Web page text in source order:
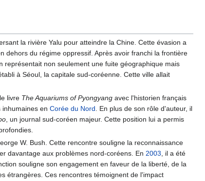
la rivière Yalu pour atteindre la Chine. Cette évasion a
dehors du régime oppressif. Après avoir franchi la frontière
représentait non seulement une fuite géographique mais
à Séoul, la capitale sud-coréenne. Cette ville allait
livre The Aquariums of Pyongyang avec l'historien français
inhumaines enCorée du Nord . En plus de son rôle d'auteur, il
, un journal sud-coréen majeur. Cette position lui a permis
W. Bush. Cette rencontre souligne la reconnaissance
davantage aux problèmes nord-coréens. En 2003 , il a été
souligne son engagement en faveur de la liberté, de la
étrangères. Ces rencontres témoignent de l'impact